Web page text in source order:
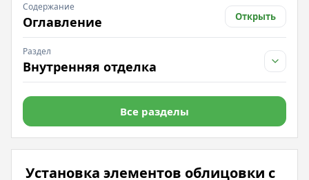
Содержание
Оглавление Открыть
Раздел
Внутренняя отделка
Все разделы
Установка элементов облицовки с